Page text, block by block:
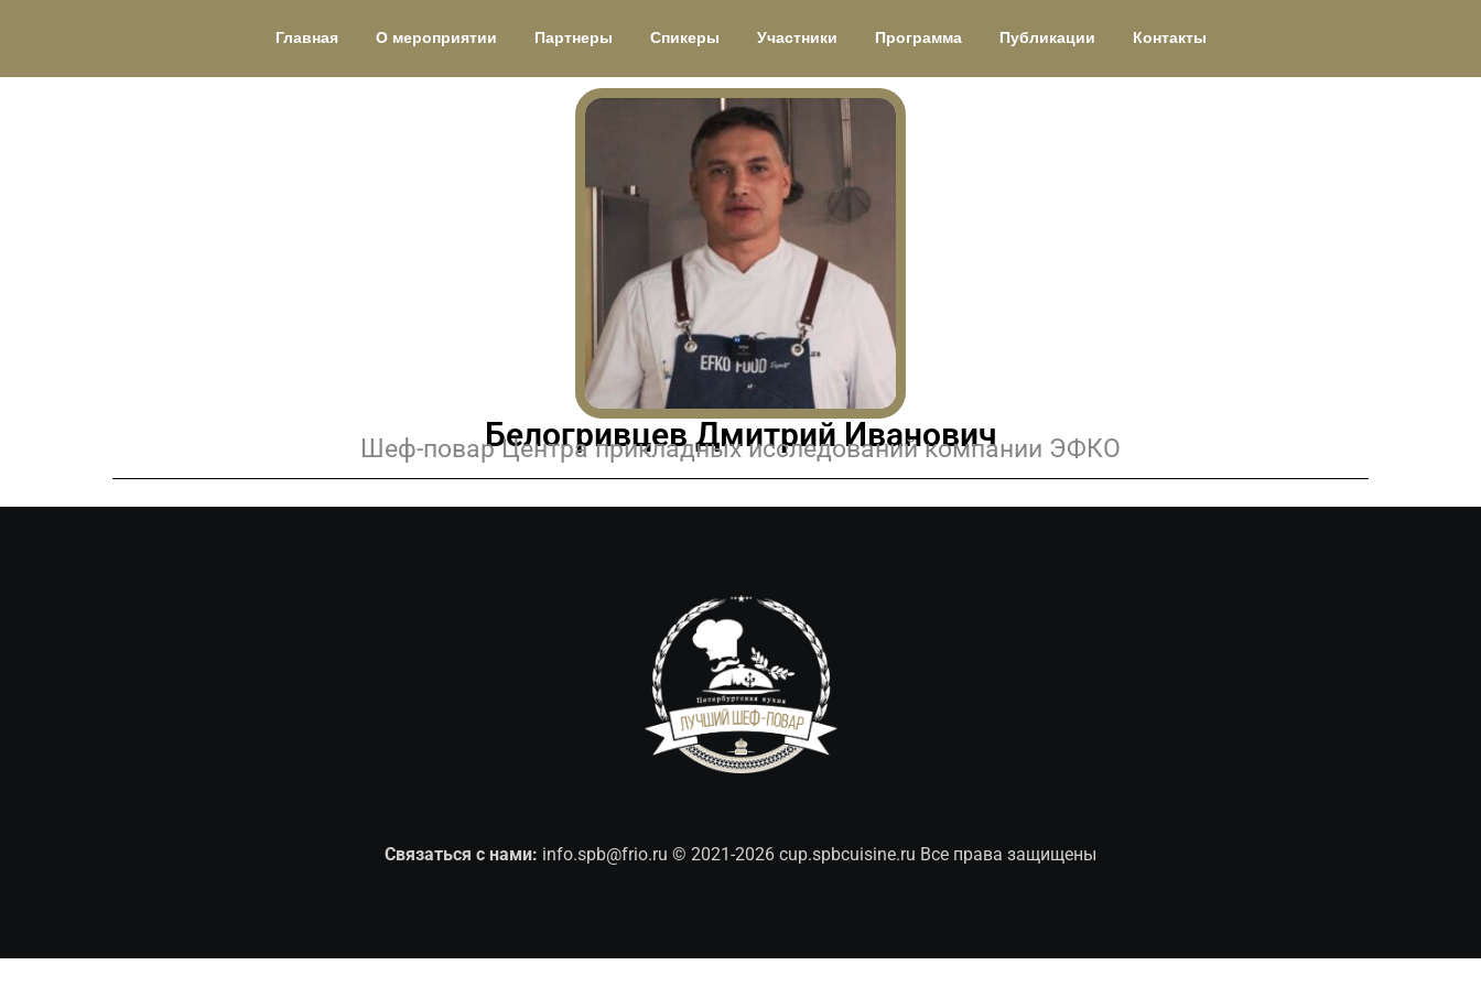
Главная О мероприятии Партнеры Спикеры Участники Программа Публикации Контакты
Белогривцев Дмитрий Иванович
Шеф-повар Центра прикладных исследований компании ЭФКО
Связаться с нами: info.spb@frio.ru © 2021-2026 cup.spbcuisine.ru Все права защищены